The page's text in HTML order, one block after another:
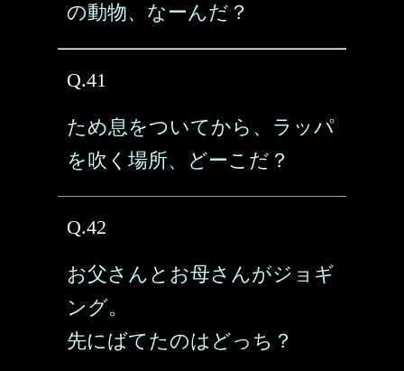
の動物、なーんだ？
Q.41
ため息をついてから、ラッパ
を吹く場所、どーこだ？
Q.42
お父さんとお母さんがジョギ
ング。
先にばてたのはどっち？